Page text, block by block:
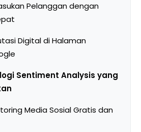
Pelanggan dengan
Digital di Halaman
Sentiment Analysis yang
Media Sosial Gratis dan